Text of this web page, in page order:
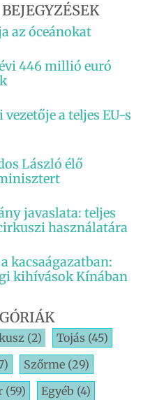
az óceánokat
446 millió euró
a teljes EU-s
László élő
javaslata: teljes
használatára
kacsaágazatban:
kihívások Kínában
(2) Tojás (45)
Szőrme (29)
(59) Egyéb (4)